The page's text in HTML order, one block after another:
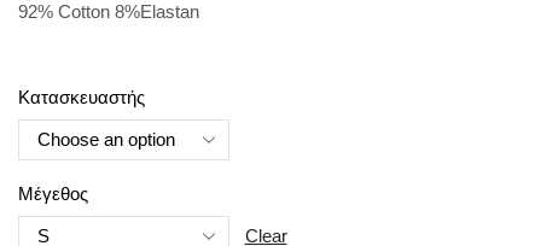
92% Cotton 8%Elastan
Κατασκευαστής
Μέγεθος
Clear